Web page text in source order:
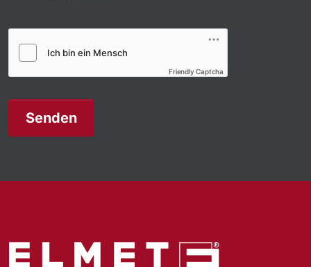
Friendly Captcha
Senden